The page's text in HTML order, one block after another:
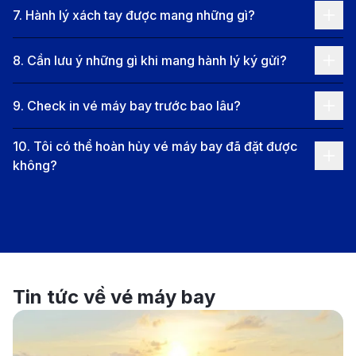
Thông tin chi tiết về hành trình bay
Khoảng cách Đà Nẵng – Sendai
(DAD).
Sân bay đến: Sân bay Sendai (SDJ).
Số điểm quá cảnh: Ít nhất 1 điểm.
Thời gian bay
Sendai
Tokyo (NRT/HND)
đó bay tiếp đến Sendai bằng chuyến bay nội địa.
– Một điểm trung chuyển khác với
7. Hành lý xách tay được mang những gì?
8. Cần lưu ý những gì khi mang hành lý ký gửi?
9. Check in vé máy bay trước bao lâu?
10. Tôi có thể hoàn hủy vé máy bay đã đặt được
không?
Tin tức về vé máy bay